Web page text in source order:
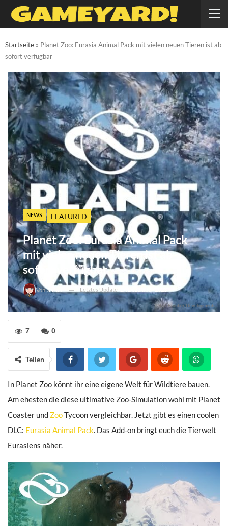
Startseite » Planet Zoo: Eurasia Animal Pack mit vielen neuen Tieren ist ab
sofort verfügbar
NEWS FEATURED
Planet Zoo: Eurasia Animal Pack
mit vielen neuen Tieren ist ab
sofort verfügbar
VonSarah Letztes Update
Bild: Frontier Developments
0
7
Teilen
In Planet Zoo könnt ihr eine eigene Welt für Wildtiere bauen.
Am ehesten die diese ultimative Zoo-Simulation wohl mit Planet
Coaster und ZooTycoon vergleichbar. Jetzt gibt es einen coolen
DLC: Eurasia Animal Pack. Das Add-on bringt euch die Tierwelt
Eurasiens näher.